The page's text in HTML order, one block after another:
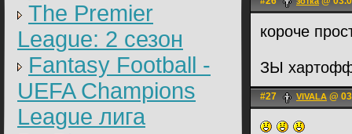
The Premier
League: 2 cезон
Fantasy Football -
UEFA Champions
League лига
короче
ЗЫ
#27 VIVALA @